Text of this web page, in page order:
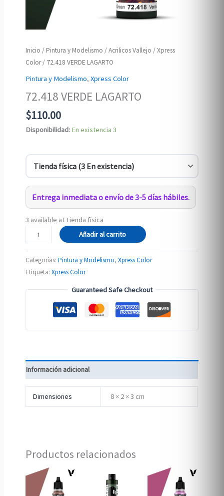
Inicio / Pintura y Modelismo /Acrilicos Vallejo /Xpress
Color/ 72.418 VERDE LAGARTO
Pintura y Modelismo,Xpress Color
72.418 VERDE LAGARTO
$110.00
Disponibilidad: En existencia 3
Entrega inmediata o envío de 3-5 días hábiles.
3 available at Tienda física
72.418
VERDE
LAGARTO
cantidad
Añadir al carrito
Categorías:Pintura y Modelismo,Xpress Color
Etiqueta:Xpress Color
Guaranteed Safe Checkout
Información adicional
Dimensiones 8 × 2 × 3 cm
Productos relacionados